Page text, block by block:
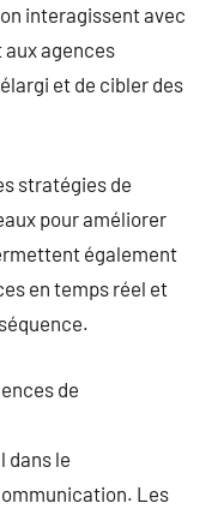
interagissent avec
agences
et de cibler des
stratégies de
pour améliorer
également
en temps réel et
de
dans le
Les